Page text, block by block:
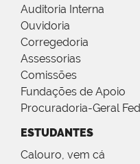
Auditoria Interna
Ouvidoria
Corregedoria
Assessorias
Comissões
Fundações de Apoio
Procuradoria-Geral
ESTUDANTES
Calouro, vem cá